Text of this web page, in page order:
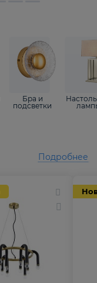
Бра и
подсветки
Подробнее